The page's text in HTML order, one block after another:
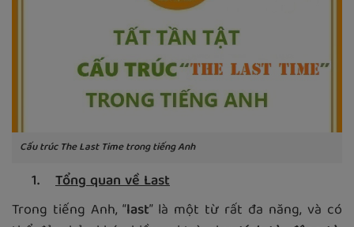
Cấu trúc The Last Time trong tiếng Anh
1. Tổng quan về Last
Trong tiếng Anh, “last” là một từ rất đa năng, và có